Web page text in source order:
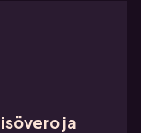
ja